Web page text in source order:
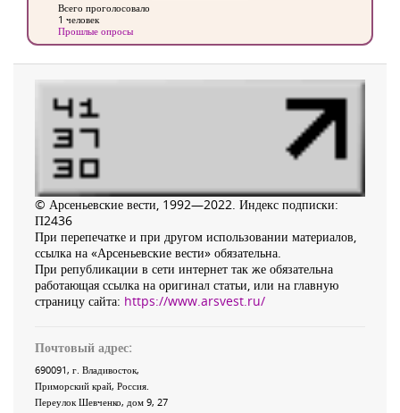
Всего проголосовало
1 человек
Прошлые опросы
© Арсеньевские вести, 1992—2022. Индекс подписки:
П2436
При перепечатке и при другом использовании материалов,
ссылка на «Арсеньевские вести» обязательна.
При републикации в сети интернет так же обязательна
работающая ссылка на оригинал статьи, или на главную
страницу сайта: https://www.arsvest.ru/
Почтовый адрес:
690091, г. Владивосток,
Приморский край, Россия
Переулок Шевченко, дом 9, 27